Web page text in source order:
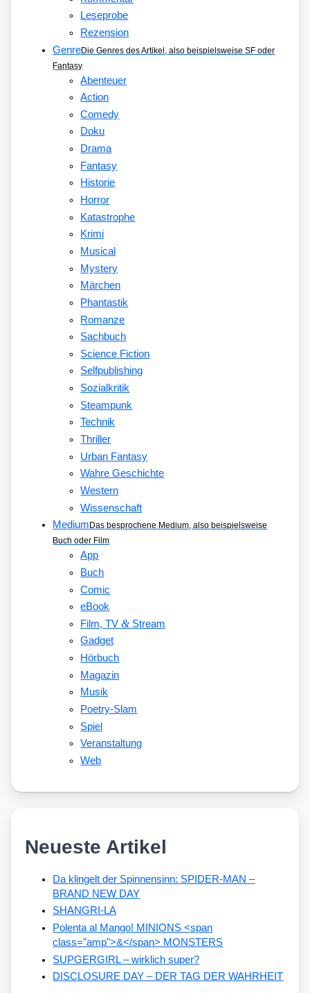
Leseprobe
Rezension
GenreDie Genres des Artikel, also beispielsweise SF oder
Fantasy
Abenteuer
Action
Comedy
Doku
Drama
Fantasy
Historie
Horror
Katastrophe
Krimi
Musical
Mystery
Märchen
Phantastik
Romanze
Sachbuch
Science Fiction
Selfpublishing
Sozialkritik
Steampunk
Technik
Thriller
Urban Fantasy
Wahre Geschichte
Western
Wissenschaft
Medium Das besprochene Medium, also beispielsweise
Buch oder Film
App
Buch
Comic
eBook
Film, TV&Stream
Gadget
Hörbuch
Magazin
Musik
Poetry-Slam
Spiel
Veranstaltung
Web
Neueste Artikel
Da klingelt der Spinnensinn: SPIDER-MAN –
BRAND NEW DAY
SHANGRI-LA
Polenta al Mango! MINIONS <span
class="amp">&</span> MONSTERS
SUPGERGIRL – wirklich super?
DISCLOSURE DAY – DER TAG DER WAHRHEIT